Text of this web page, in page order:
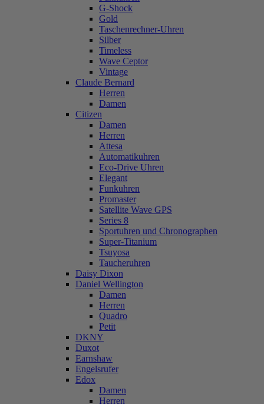
G-Shock
Gold
Taschenrechner-Uhren
Silber
Timeless
Wave Ceptor
Vintage
Claude Bernard
Herren
Damen
Citizen
Damen
Herren
Attesa
Automatikuhren
Eco-Drive Uhren
Elegant
Funkuhren
Promaster
Satellite Wave GPS
Series 8
Sportuhren und Chronographen
Super-Titanium
Tsuyosa
Taucheruhren
Daisy Dixon
Daniel Wellington
Damen
Herren
Quadro
Petit
DKNY
Duxot
Earnshaw
Engelsrufer
Edox
Damen
Herren